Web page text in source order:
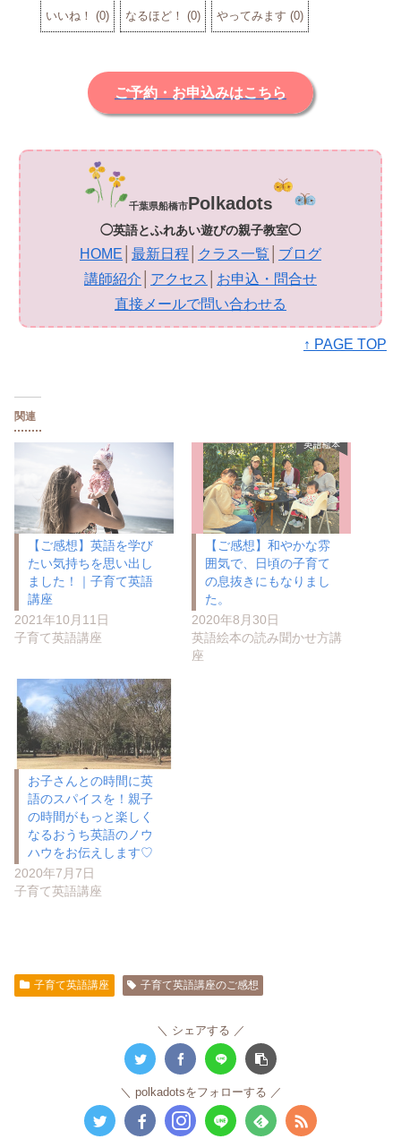
いいね！ (0) なるほど！ (0) やってみます (0)
ご予約・お申込みはこちら
千葉県船橋市Polkadots
◯英語とふれあい遊びの親子教室◯
HOME 最新日程 クラス一覧
ブログ
講師紹介
アクセス
お申込・問合せ
直接メールで問い合わせる
↑ PAGE TOP
関連
【ご感想】英語を学び
たい気持ちを思い出し
ました！｜子育て英語
講座
2021年10月11日
子育て英語講座
【ご感想】和やかな雰
囲気で、日頃の子育て
の息抜きにもなりまし
た。
2020年8月30日
英語絵本の読み聞かせ方講
座
お子さんとの時間に英
語のスパイスを！親子
の時間がもっと楽しく
なるおうち英語のノウ
ハウをお伝えします♡
2020年7月7日
子育て英語講座
子育て英語講座 子育て英語講座のご感想
シェアする
polkadotsをフォローする